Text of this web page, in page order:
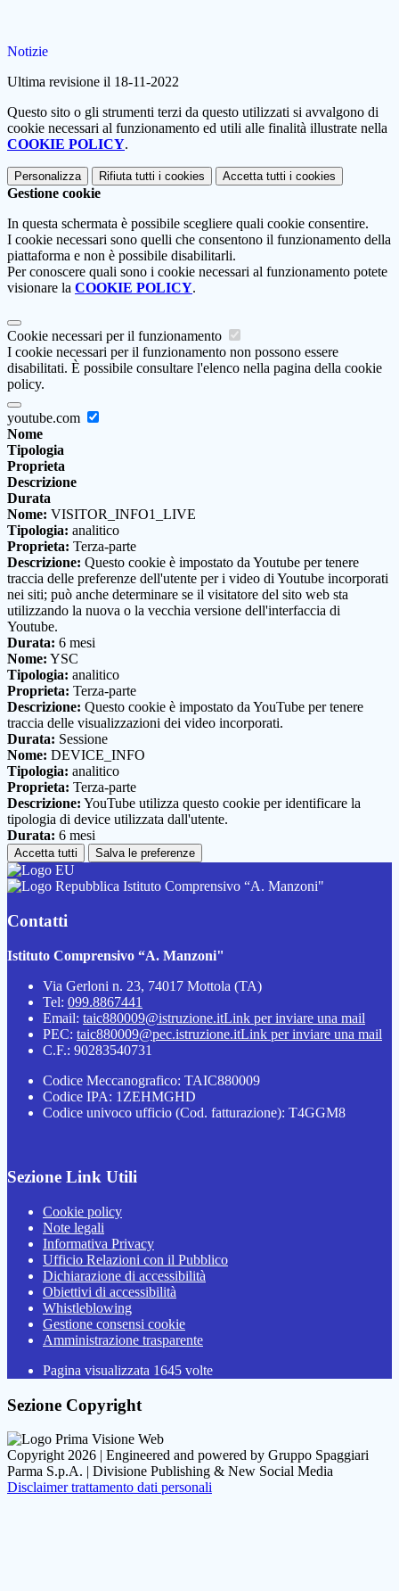
Notizie
Ultima revisione il 18-11-2022
Questo sito o gli strumenti terzi da questo utilizzati si avvalgono di
cookie necessari al funzionamento ed utili alle finalità illustrate nella
COOKIE POLICY.
Personalizza Rifiuta tutti i cookies Accetta tutti i cookies
Gestione cookie
In questa schermata è possibile scegliere quali cookie consentire.
I cookie necessari sono quelli che consentono il funzionamento della
piattaforma e non è possibile disabilitarli.
Per conoscere quali sono i cookie necessari al funzionamento potete
visionare la COOKIE POLICY.
Cookie necessari per il funzionamento
I cookie necessari per il funzionamento non possono essere
disabilitati. È possibile consultare l'elenco nella pagina della cookie
policy.
youtube.com
Nome
Tipologia
Proprieta
Descrizione
Durata
Nome: VISITOR_INFO1_LIVE
Tipologia: analitico
Proprieta: Terza-parte
Descrizione: Questo cookie è impostato da Youtube per tenere
traccia delle preferenze dell'utente per i video di Youtube incorporati
nei siti; può anche determinare se il visitatore del sito web sta
utilizzando la nuova o la vecchia versione dell'interfaccia di
Youtube.
Durata: 6 mesi
Nome: YSC
Tipologia: analitico
Proprieta: Terza-parte
Descrizione: Questo cookie è impostato da YouTube per tenere
traccia delle visualizzazioni dei video incorporati.
Durata: Sessione
Nome: DEVICE_INFO
Tipologia: analitico
Proprieta: Terza-parte
Descrizione: YouTube utilizza questo cookie per identificare la
tipologia di device utilizzata dall'utente.
Durata: 6 mesi
Accetta tutti Salva le preferenze
Istituto Comprensivo “A. Manzoni"
Contatti
Istituto Comprensivo “A. Manzoni"
Via Gerloni n. 23, 74017 Mottola (TA)
Tel: 099.8867441
Email: taic880009@istruzione.itLink per inviare una mail
PEC: taic880009@pec.istruzione.itLink per inviare una mail
C.F.: 90283540731
Codice Meccanografico: TAIC880009
Codice IPA: 1ZEHMGHD
Codice univoco ufficio (Cod. fatturazione): T4GGM8
Sezione Link Utili
Cookie policy
Note legali
Informativa Privacy
Ufficio Relazioni con il Pubblico
Dichiarazione di accessibilità
Obiettivi di accessibilità
Whistleblowing
Gestione consensi cookie
Amministrazione trasparente
Pagina visualizzata 1645 volte
Sezione Copyright
Copyright 2026 | Engineered and powered by Gruppo Spaggiari
Parma S.p.A. | Divisione Publishing & New Social Media
Disclaimer trattamento dati personali